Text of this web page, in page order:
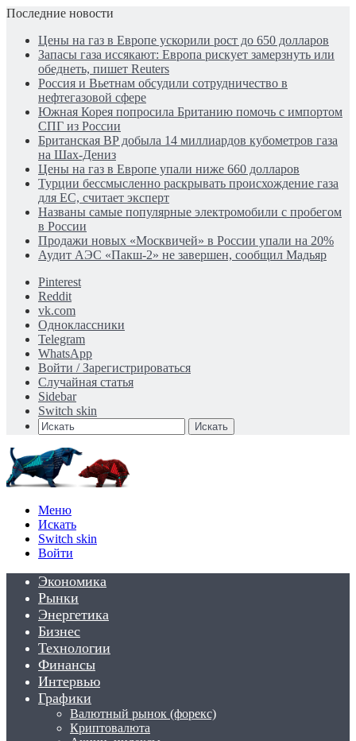
Последние новости
Цены на газ в Европе ускорили рост до 650 долларов
Запасы газа иссякают: Европа рискует замерзнуть или
обеднеть, пишет Reuters
Россия и Вьетнам обсудили сотрудничество в
нефтегазовой сфере
Южная Корея попросила Британию помочь с импортом
СПГ из России
Британская BP добыла 14 миллиардов кубометров газа
на Шах-Дениз
Цены на газ в Европе упали ниже 660 долларов
Турции бессмысленно раскрывать происхождение газа
для ЕС, считает эксперт
Названы самые популярные электромобили с пробегом
в России
Продажи новых «Москвичей» в России упали на 20%
Аудит АЭС «Пакш-2» не завершен, сообщил Мадьяр
Pinterest
Reddit
vk.com
Одноклассники
Telegram
WhatsApp
Войти / Зарегистрироваться
Случайная статья
Sidebar
Switch skin
Искать
Меню
Искать
Switch skin
Войти
Экономика
Рынки
Энергетика
Бизнес
Технологии
Финансы
Интервью
Графики
Валютный рынок (форекс)
Криптовалюта